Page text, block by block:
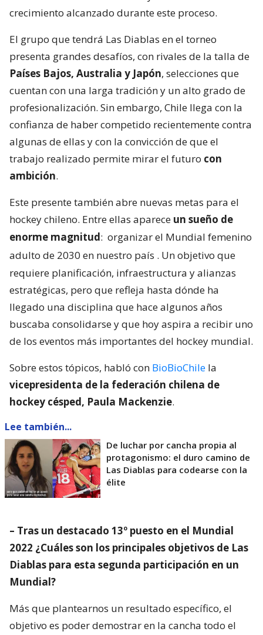
crecimiento alcanzado durante este proceso.
El grupo que tendrá Las Diablas en el torneo
presenta grandes desafíos, con rivales de la talla de
Países Bajos, Australia y Japón, selecciones que
cuentan con una larga tradición y un alto grado de
profesionalización. Sin embargo, Chile llega con la
confianza de haber competido recientemente contra
algunas de ellas y con la convicción de que el
trabajo realizado permite mirar el futuro con
ambición.
Este presente también abre nuevas metas para el
hockey chileno. Entre ellas aparece un sueño de
enorme magnitud: organizar el Mundial femenino
adulto de 2030 en nuestro país . Un objetivo que
requiere planificación, infraestructura y alianzas
estratégicas, pero que refleja hasta dónde ha
llegado una disciplina que hace algunos años
buscaba consolidarse y que hoy aspira a recibir uno
de los eventos más importantes del hockey mundial.
Sobre estos tópicos, habló con BioBioChile la
vicepresidenta de la federación chilena de
hockey césped, Paula Mackenzie.
Lee también...
De luchar por cancha propia al
protagonismo: el duro camino de
Las Diablas para codearse con la
élite
– Tras un destacado 13º puesto en el Mundial
2022 ¿Cuáles son los principales objetivos de Las
Diablas para esta segunda participación en un
Mundial?
Más que plantearnos un resultado específico, el
objetivo es poder demostrar en la cancha todo el